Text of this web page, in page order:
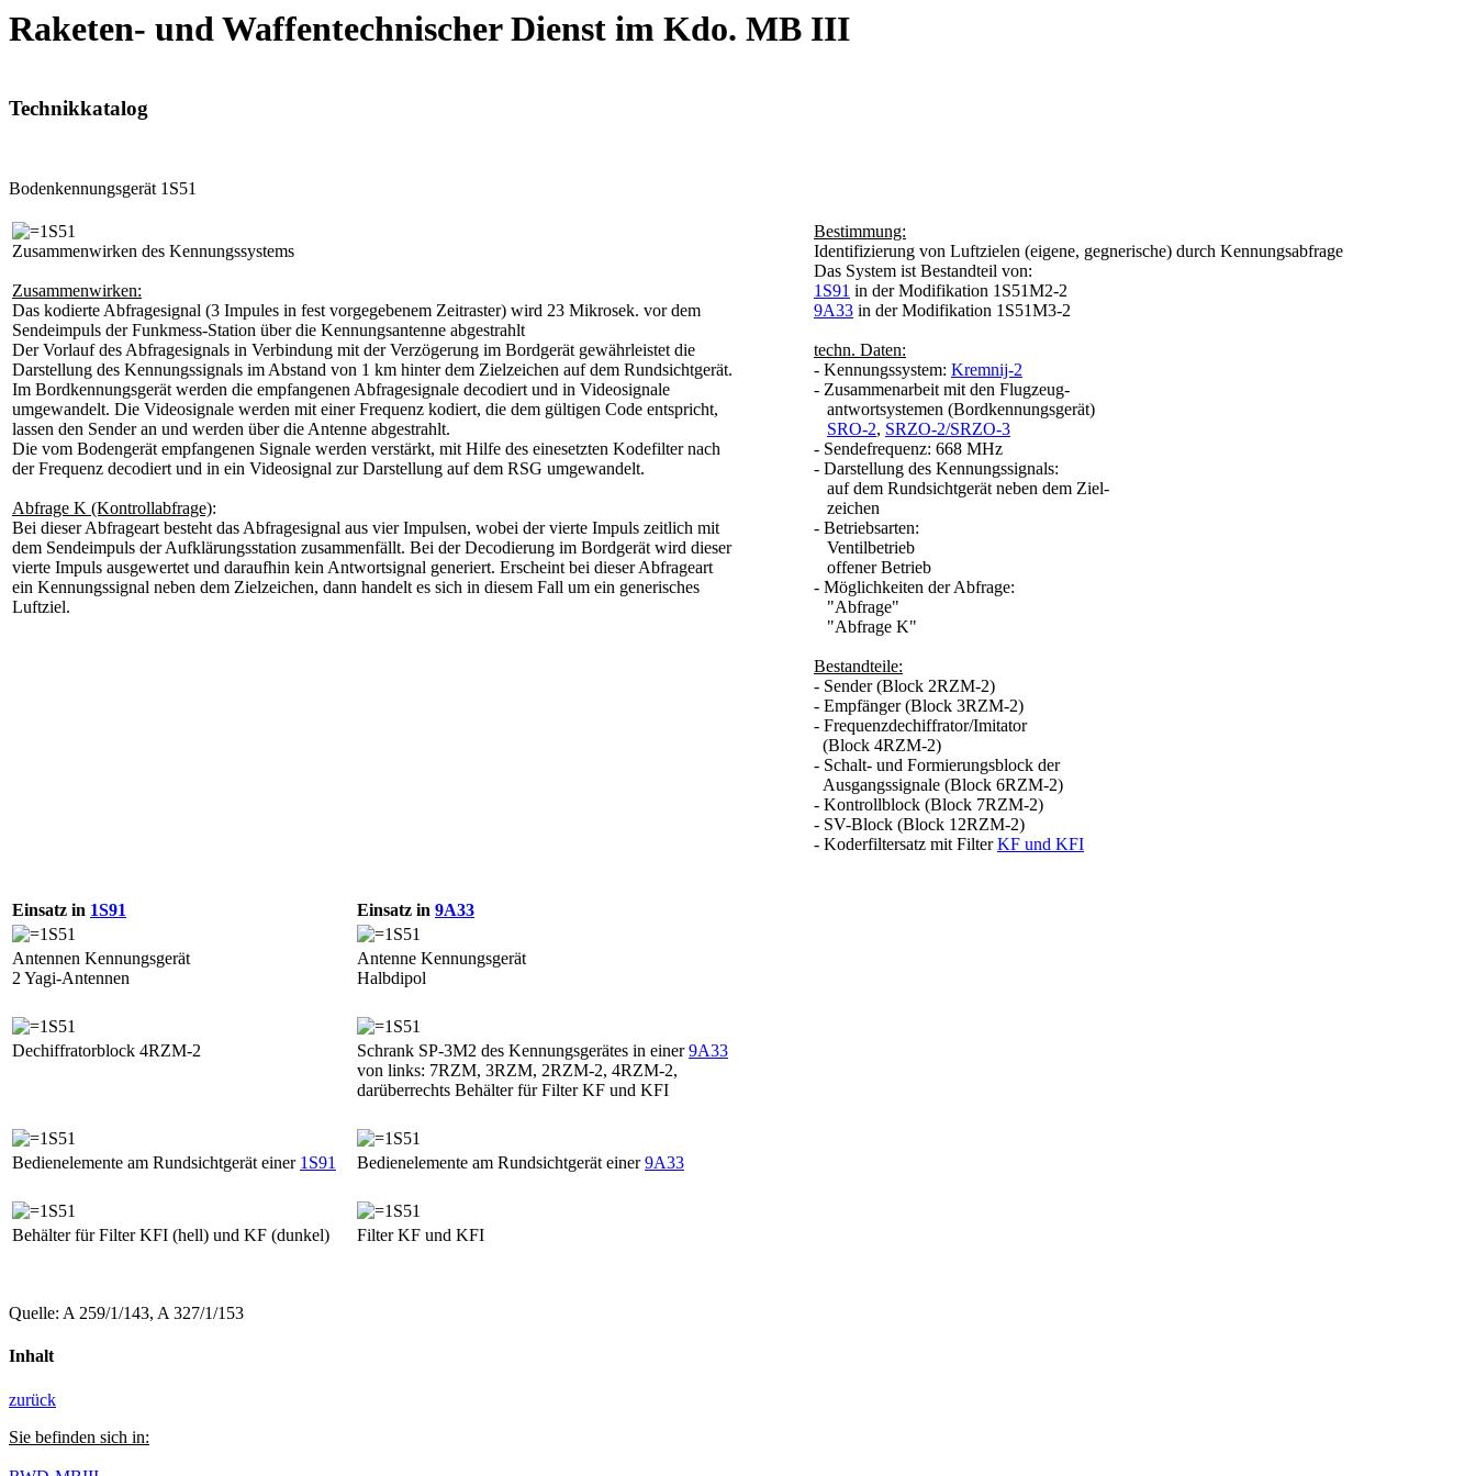
Raketen- und Waffentechnischer Dienst im Kdo. MB III
Technikkatalog
Bodenkennungsgerät 1S51
Zusammenwirken des Kennungssystems
Zusammenwirken:
Das kodierte Abfragesignal (3 Impules in fest vorgegebenem Zeitraster) wird 23 Mikrosek. vor dem
Sendeimpuls der Funkmess-Station über die Kennungsantenne abgestrahlt
Der Vorlauf des Abfragesignals in Verbindung mit der Verzögerung im Bordgerät gewährleistet die
Darstellung des Kennungssignals im Abstand von 1 km hinter dem Zielzeichen auf dem Rundsichtgerät.
Im Bordkennungsgerät werden die empfangenen Abfragesignale decodiert und in Videosignale
umgewandelt. Die Videosignale werden mit einer Frequenz kodiert, die dem gültigen Code entspricht,
lassen den Sender an und werden über die Antenne abgestrahlt.
Die vom Bodengerät empfangenen Signale werden verstärkt, mit Hilfe des einesetzten Kodefilter nach
der Frequenz decodiert und in ein Videosignal zur Darstellung auf dem RSG umgewandelt.
Abfrage K (Kontrollabfrage):
Bei dieser Abfrageart besteht das Abfragesignal aus vier Impulsen, wobei der vierte Impuls zeitlich mit
dem Sendeimpuls der Aufklärungsstation zusammenfällt. Bei der Decodierung im Bordgerät wird dieser
vierte Impuls ausgewertet und daraufhin kein Antwortsignal generiert. Erscheint bei dieser Abfrageart
ein Kennungssignal neben dem Zielzeichen, dann handelt es sich in diesem Fall um ein generisches
Luftziel.
Bestimmung:
Identifizierung von Luftzielen (eigene, gegnerische) durch Kennungsabfrage
Das System ist Bestandteil von:
1S91 in der Modifikation 1S51M2-2
9A33 in der Modifikation 1S51M3-2
techn. Daten:
- Kennungssystem: Kremnij-2
- Zusammenarbeit mit den Flugzeug-
antwortsystemen (Bordkennungsgerät)
SRO-2, SRZO-2/SRZO-3
- Sendefrequenz: 668 MHz
- Darstellung des Kennungssignals:
auf dem Rundsichtgerät neben dem Ziel-
zeichen
- Betriebsarten:
Ventilbetrieb
offener Betrieb
- Möglichkeiten der Abfrage:
"Abfrage"
"Abfrage K"
Bestandteile:
- Sender (Block 2RZM-2)
- Empfänger (Block 3RZM-2)
- Frequenzdechiffrator/Imitator
(Block 4RZM-2)
- Schalt- und Formierungsblock der
Ausgangssignale (Block 6RZM-2)
- Kontrollblock (Block 7RZM-2)
- SV-Block (Block 12RZM-2)
- Koderfiltersatz mit FilterKF und KFI
Einsatz in 1S91 Einsatz in 9A33
Antennen Kennungsgerät
2 Yagi-Antennen
Antenne Kennungsgerät
Halbdipol
Dechiffratorblock 4RZM-2 Schrank SP-3M2 des Kennungsgerätes in einer9A33
von links: 7RZM, 3RZM, 2RZM-2, 4RZM-2,
darüberrechts Behälter für Filter KF und KFI
Bedienelemente am Rundsichtgerät einer 1S91 Bedienelemente am Rundsichtgerät einer9A33
Behälter für Filter KFI (hell) und KF (dunkel) Filter KF und KFI
Quelle: A 259/1/143, A 327/1/153
Inhalt
zurück
Sie befinden sich in: